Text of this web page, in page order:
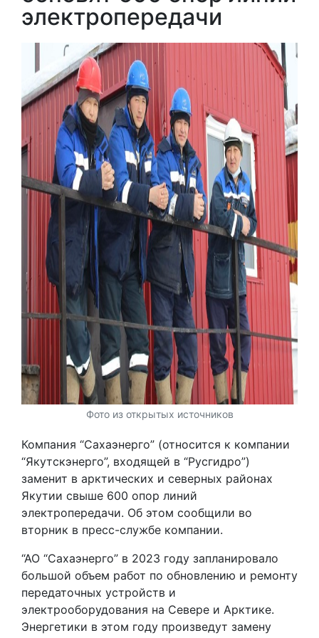
электропередачи
Фото из открытых источников
Компания “Сахаэнерго” (относится к компании
“Якутскэнерго”, входящей в “Русгидро”)
заменит в арктических и северных районах
Якутии свыше 600 опор линий
электропередачи. Об этом сообщили во
вторник в пресс-службе компании.
“АО “Сахаэнерго” в 2023 году запланировало
большой объем работ по обновлению и ремонту
передаточных устройств и
электрооборудования на Севере и Арктике.
Энергетики в этом году произведут замену